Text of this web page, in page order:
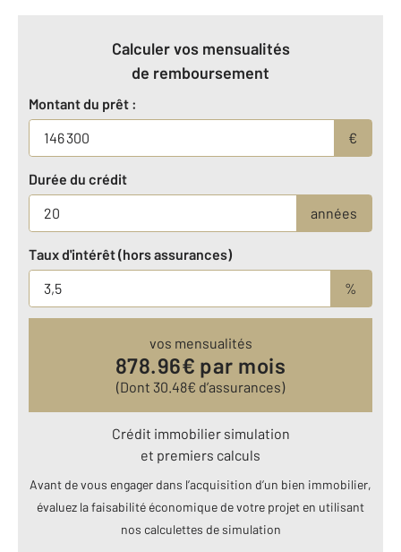
Calculer vos mensualités
de remboursement
Montant du prêt :
€
Durée du crédit
années
Taux d'intérêt (hors assurances)
%
vos mensualités
878.96€ par mois
(Dont 30.48€ d’assurances)
Crédit immobilier simulation
et premiers calculs
Avant de vous engager dans l’acquisition d’un bien immobilier,
évaluez la faisabilité économique de votre projet en utilisant
nos calculettes de simulation